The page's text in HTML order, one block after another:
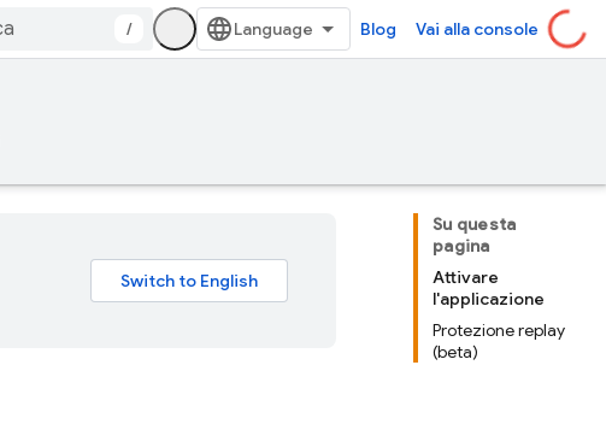
/ Blog Vai alla console
Su questa
pagina
Attivare
l'applicazione
Protezione replay
(beta)